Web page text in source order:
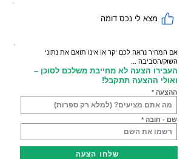
מצא לי נכס דומה
אם המחיר נראה לכם יקר או אינו תואם את נתוני
השוק/הסביבה ...
העבירו הצעה לא מחייבת משלכם לסוכן –
ואולי ההצעה תתקבל!
ההצעה
שם - חובה
שלחו הצעה